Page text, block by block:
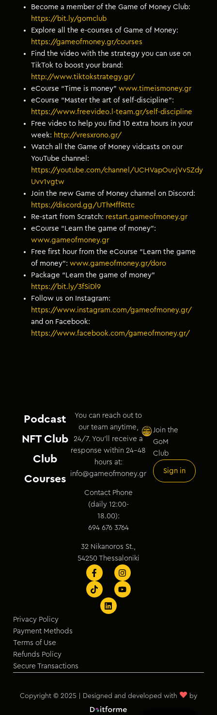
Become a member of the Game of Money Club:
https://bit.ly/gomclub
Explore all the e-courses of Game of Money:
https://gameofmoney.gr/courses
Find the video with the strategy you can use on
TikTok to boost your brand:
http://www.tiktokstrategy.gr/
eCourse “Time is money”www.timeismoney.gr
eCourse “Master the art of self-discipline”:
https://www.freevideo.l-team.gr/self-discipline
Free video to help you find 10 extra hours in your
week: http://vresxrono.gr/
Watch all the Game of Money vidcasts on our
YouTube channel:
https://youtube.com/channel/UCHVapOuvjVv5Zdy
Uvv1vgtw
Join the new Game of Money channel on Discord:
https://discord.gg/UThMffRttc
Re-start from Scratch: restart.gameofmoney.gr
eCourse “Learn the game of money”:
www.gameofmoney.gr
Free first hour from the eCourse “Learn the game
of money”:www.gameofmoney.gr/doro
Package “Learn the game of money”
https://bit.ly/3fSiDl9
Follow us on Instagram:
https://www.instagram.com/gameofmoney.gr/
and on Facebook:
https://www.facebook.com/gameofmoney.gr/
Podcast
NFT Club
Club
Courses
You can reach out to
our team anytime,
24/7. You’ll receive a
response within 24–48
hours at:
info@gameofmoney.gr
Contact Phone
(daily 12:00-
18.00):
694 676 3764
32 Nikanoros St.,
54250 Thessaloniki
Join the
GoM
Club
Sign in
Privacy Policy
Payment Methods
Terms of Use
Refunds Policy
Secure Transactions
Copyright © 2025 | Designed and developed with ♥ by